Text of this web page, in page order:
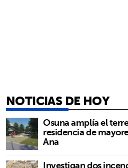
NOTICIAS DE HOY
Osuna amplía el
residencia de
Ana